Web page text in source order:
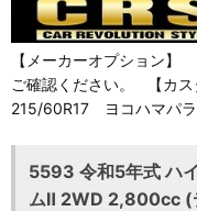
【メーカーオプション
ご確認ください。 【カ
215/60R17 ヨコハマパ
5593 令和5年式 ハ
ムⅡ 2WD 2,800cc (